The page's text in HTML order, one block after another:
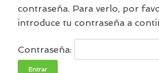
contraseña. Para verlo, por
introduce tu contraseña a
Contraseña: